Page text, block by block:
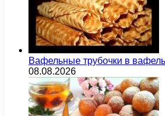
Вафельные трубочки в
08.08.2026